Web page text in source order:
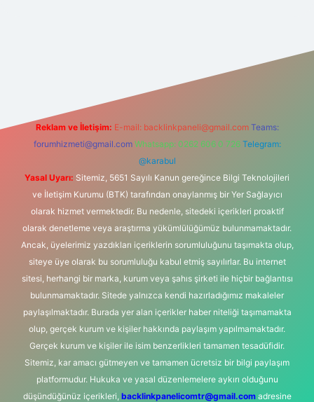
Reklam ve İletişim: E-mail: backlinkpaneli@gmail.com Teams:
forumhizmeti@gmail.com Whatsapp: 0262 606 0 726 Telegram:
@karabul
Yasal Uyarı: Sitemiz, 5651 Sayılı Kanun gereğince Bilgi Teknolojileri
ve İletişim Kurumu (BTK) tarafından onaylanmış bir Yer Sağlayıcı
olarak hizmet vermektedir. Bu nedenle, sitedeki içerikleri proaktif
olarak denetleme veya araştırma yükümlülüğümüz bulunmamaktadır.
Ancak, üyelerimiz yazdıkları içeriklerin sorumluluğunu taşımakta olup,
siteye üye olarak bu sorumluluğu kabul etmiş sayılırlar. Bu internet
sitesi, herhangi bir marka, kurum veya şahıs şirketi ile hiçbir bağlantısı
bulunmamaktadır. Sitede yalnızca kendi hazırladığımız makaleler
paylaşılmaktadır. Burada yer alan içerikler haber niteliği taşımamakta
olup, gerçek kurum ve kişiler hakkında paylaşım yapılmamaktadır.
Gerçek kurum ve kişiler ile isim benzerlikleri tamamen tesadüfidir.
Sitemiz, kar amacı gütmeyen ve tamamen ücretsiz bir bilgi paylaşım
platformudur. Hukuka ve yasal düzenlemelere aykırı olduğunu
düşündüğünüz içerikleri, backlinkpanelicomtr@gmail.comadresine